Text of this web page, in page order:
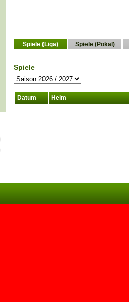
Spiele (Liga) Spiele (Pokal)
Spiele
Datum Heim